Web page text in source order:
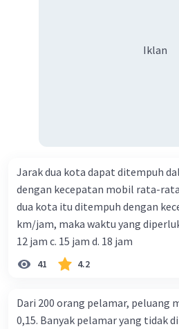
Iklan
Jarak dua kota dapat ditempuh
dengan kecepatan mobil rata-
dua kota itu ditempuh dengan
km/jam, maka waktu yang diperlukan
12 jam c. 15 jam d. 18 jam
41 4.2
Dari 200 orang pelamar, peluang
0,15. Banyak pelamar yang tidak